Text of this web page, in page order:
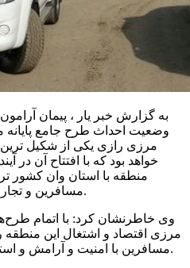
به گزارش خبر یار ، پیمان
وضعیت احداث طرح جامع پایانه
مرزی رازی یکی از شکیل ترین
خواهد بود که با افتتاح آن در
منطقه با استان وان کشور
مسافرین و تجار هر دو کشور قرار خواهد گرفت.
وی خاطرنشان کرد: با اتمام
مرزی اقتصاد و اشتغال این
مسافرین با امنیت و آرامش و استانداردهای لازم تردد خواهند کرد.